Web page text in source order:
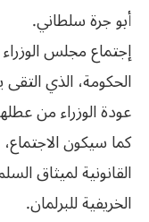
‬أبو‮ ‬جرة‮ ‬سلطاني‮.‬
إجتماع مجلس
الحكومة، الذي
عودة الوزراء من
كما سيكون
‬الخريفية‮ ‬للبرلمان‮.